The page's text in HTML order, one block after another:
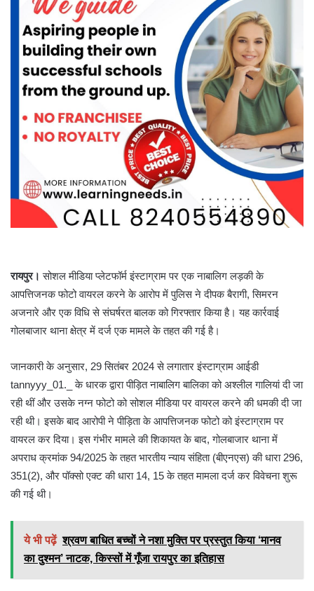
रायपुर। सोशल मीडिया प्लेटफॉर्म इंस्टाग्राम पर एक नाबालिग लड़की के
आपत्तिजनक फोटो वायरल करने के आरोप में पुलिस ने दीपक बैरागी, सिमरन
अजनारे और एक विधि से संघर्षरत बालक को गिरफ्तार किया है। यह कार्रवाई
गोलबाजार थाना क्षेत्र में दर्ज एक मामले के तहत की गई है।
जानकारी के अनुसार, 29 सितंबर 2024 से लगातार इंस्टाग्राम आईडी
tannyyy_01._ के धारक द्वारा पीड़ित नाबालिग बालिका को अश्लील गालियां दी जा
रही थीं और उसके नग्न फोटो को सोशल मीडिया पर वायरल करने की धमकी दी जा
रही थी। इसके बाद आरोपी ने पीड़िता के आपत्तिजनक फोटो को इंस्टाग्राम पर
वायरल कर दिया। इस गंभीर मामले की शिकायत के बाद, गोलबाजार थाना में
अपराध क्रमांक 94/2025 के तहत भारतीय न्याय संहिता (बीएनएस) की धारा 296,
351(2), और पॉक्सो एक्ट की धारा 14, 15 के तहत मामला दर्ज कर विवेचना शुरू
की गई थी।
ये भी पढ़ें श्रवण बाधित बच्चों ने नशा मुक्ति पर प्रस्तुत किया ‘मानव
का दुश्मन’ नाटक, किस्सों में गूँजा रायपुर का इतिहास